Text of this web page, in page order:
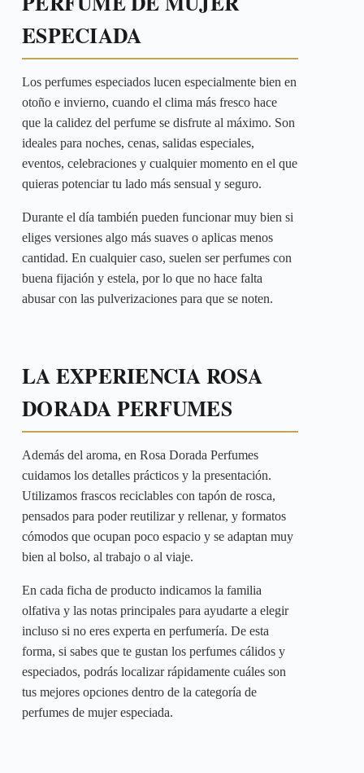
ESPECIADA
Los perfumes especiados lucen especialmente bien en
otoño e invierno, cuando el clima más fresco hace
que la calidez del perfume se disfrute al máximo. Son
ideales para noches, cenas, salidas especiales,
eventos, celebraciones y cualquier momento en el que
quieras potenciar tu lado más sensual y seguro.
Durante el día también pueden funcionar muy bien si
eliges versiones algo más suaves o aplicas menos
cantidad. En cualquier caso, suelen ser perfumes con
buena fijación y estela, por lo que no hace falta
abusar con las pulverizaciones para que se noten.
LA EXPERIENCIA ROSA
DORADA PERFUMES
Además del aroma, en Rosa Dorada Perfumes
cuidamos los detalles prácticos y la presentación.
Utilizamos frascos reciclables con tapón de rosca,
pensados para poder reutilizar y rellenar, y formatos
cómodos que ocupan poco espacio y se adaptan muy
bien al bolso, al trabajo o al viaje.
En cada ficha de producto indicamos la familia
olfativa y las notas principales para ayudarte a elegir
incluso si no eres experta en perfumería. De esta
forma, si sabes que te gustan los perfumes cálidos y
especiados, podrás localizar rápidamente cuáles son
tus mejores opciones dentro de la categoría de
perfumes de mujer especiada.